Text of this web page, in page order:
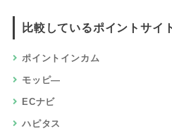
比較しているポイントサイ
ポイントインカム
モッピ―
ECナビ
ハピタス